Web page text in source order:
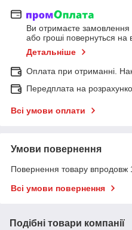
Ви отримаєте замовлення
або гроші повернуться на
Детальніше
Оплата при отриманні.
Передплата на
Всі умови оплати
Умови повернення
Повернення товару впродовж
Всі умови повернення
Подібні товари компанії